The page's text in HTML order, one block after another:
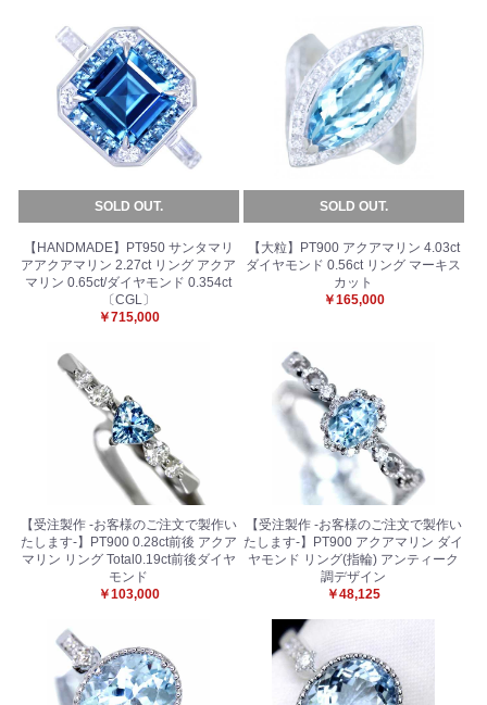
SOLD OUT.
【HANDMADE】PT950 サンタマリ
アアクアマリン 2.27ct リング アクア
マリン 0.65ct/ダイヤモンド 0.354ct
〔CGL〕
￥715,000
SOLD OUT.
【大粒】PT900 アクアマリン 4.03ct
ダイヤモンド 0.56ct リング マーキス
カット
￥165,000
【受注製作 -お客様のご注文で製作い
たします-】PT900 0.28ct前後 アクア
マリン リング Total0.19ct前後ダイヤ
モンド
￥103,000
【受注製作 -お客様のご注文で製作い
たします-】PT900 アクアマリン ダイ
ヤモンド リング(指輪) アンティーク
調デザイン
￥48,125
お買い物を続ける カートへ進む